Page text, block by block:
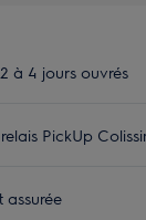
à 4 jours ouvrés
PickUp
assurée